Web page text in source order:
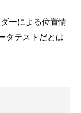
ーによる位置情
タテストだとは